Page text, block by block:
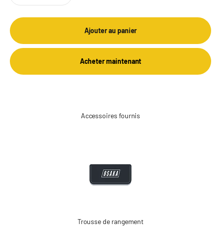
Ajouter au panier
Acheter maintenant
Accessoires fournis
Trousse de rangement